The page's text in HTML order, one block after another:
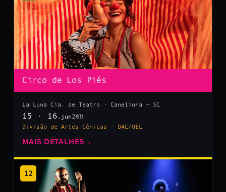
Circo de Los Piés
La Luna Cia. de Teatro · Canelinha — SC
15 · 16 .jun20h
Divisão de Artes Cênicas – DAC/UEL
MAIS DETALHES →
12